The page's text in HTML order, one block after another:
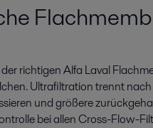
richtigen Alfa Laval
Ultrafiltration trennt
und größere
bei allen Cross-Flow-